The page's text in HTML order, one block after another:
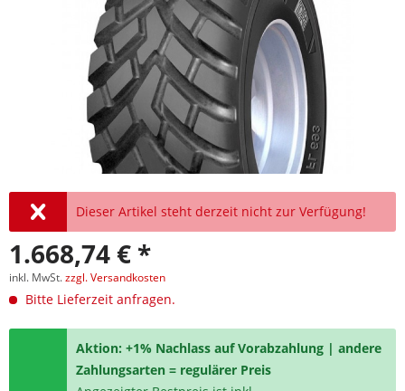
Dieser Artikel steht derzeit nicht zur Verfügung!
1.668,74 € *
inkl. MwSt.zzgl. Versandkosten
Bitte Lieferzeit anfragen.
Aktion: +1% Nachlass auf Vorabzahlung | andere
Zahlungsarten = regulärer Preis